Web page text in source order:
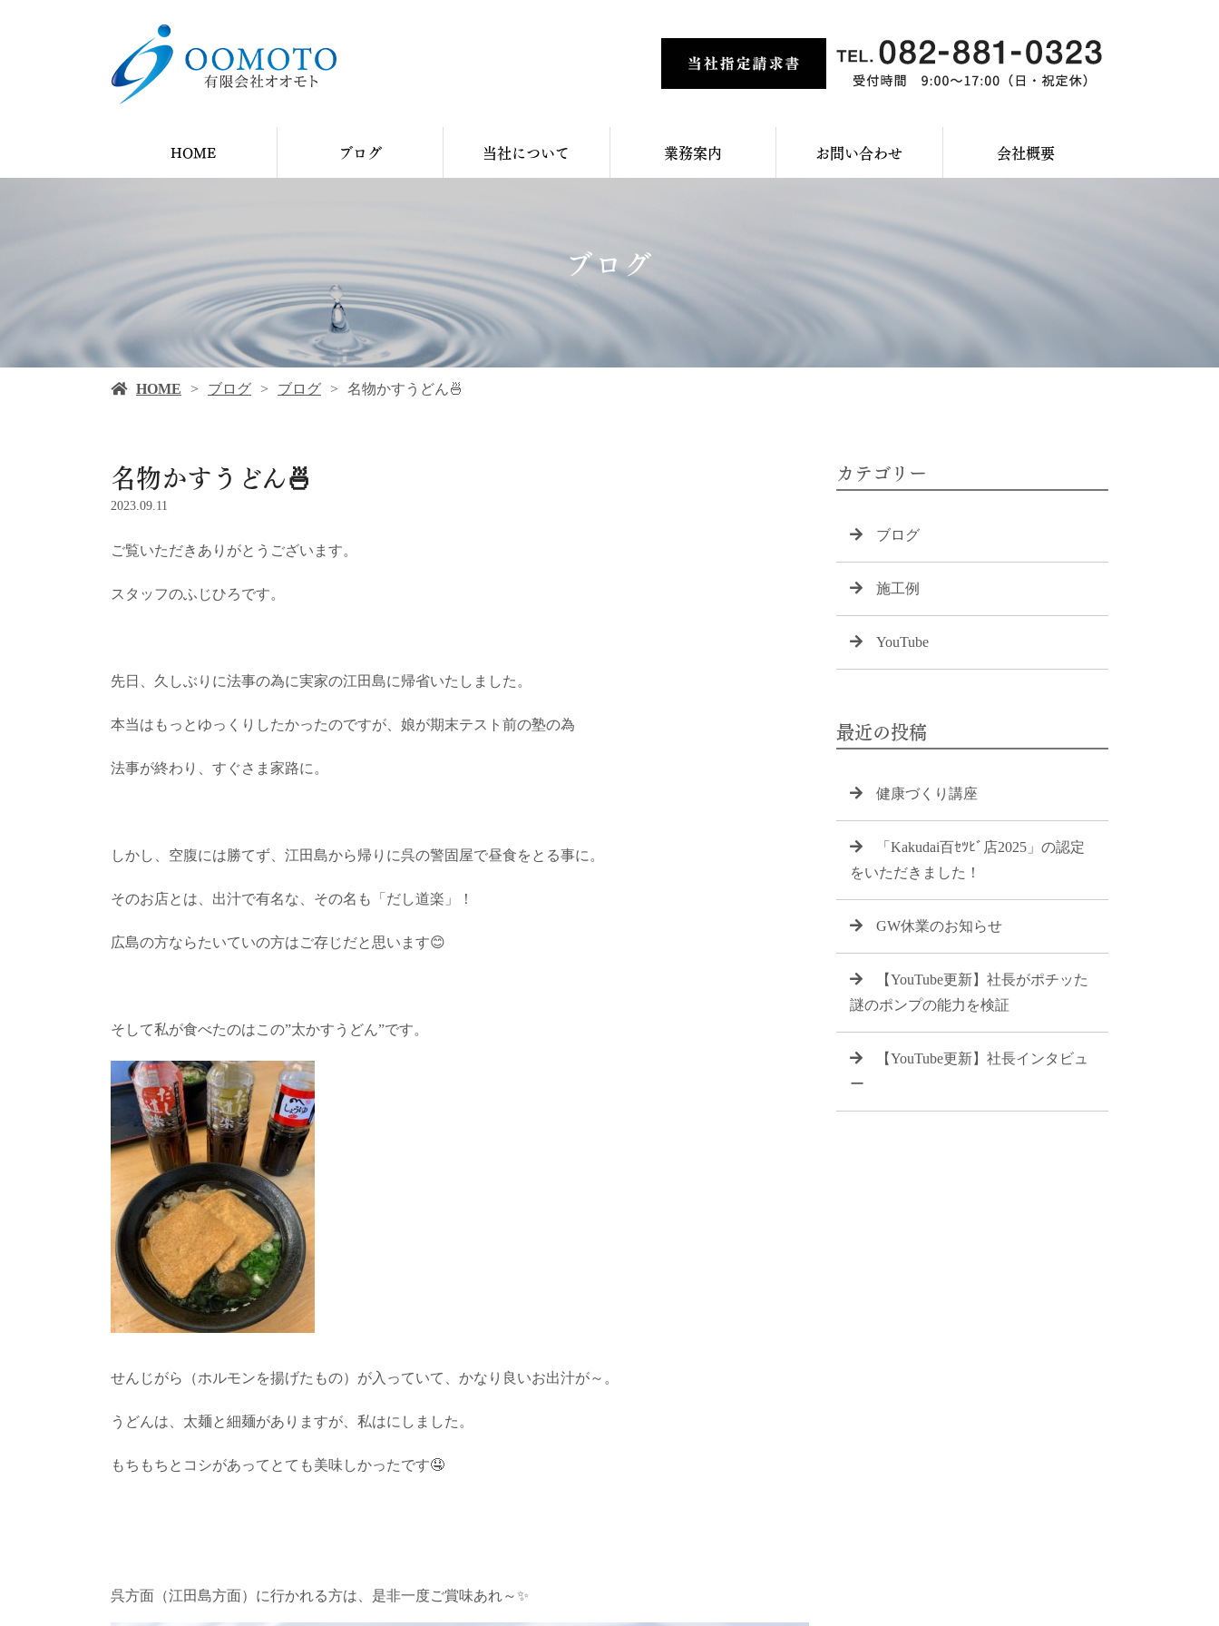
HOME ブログ 当社について 業務案内 お問い合わせ 会社概要
ブログ
HOME ブログ ブログ 名物かすうどん🍜
名物かすうどん🍜
2023.09.11
ご覧いただきありがとうございます。
スタッフのふじひろです。
先日、久しぶりに法事の為に実家の江田島に帰省いたしました。
本当はもっとゆっくりしたかったのですが、娘が期末テスト前の塾の為
法事が終わり、すぐさま家路に。
しかし、空腹には勝てず、江田島から帰りに呉の警固屋で昼食をとる事に。
そのお店とは、出汁で有名な、その名も「だし道楽」！
広島の方ならたいていの方はご存じだと思います😊
そして私が食べたのはこの”太かすうどん”です。
せんじがら（ホルモンを揚げたもの）が入っていて、かなり良いお出汁が～。
うどんは、太麺と細麺がありますが、私はにしました。
もちもちとコシがあってとても美味しかったです🤤
呉方面（江田島方面）に行かれる方は、是非一度ご賞味あれ～✨
カテゴリー
ブログ
施工例
YouTube
最近の投稿
健康づくり講座
「Kakudai百ｾﾂﾋﾞ店2025」の認定
をいただきました！
GW休業のお知らせ
【YouTube更新】社長がポチッた
謎のポンプの能力を検証
【YouTube更新】社長インタビュ
ー